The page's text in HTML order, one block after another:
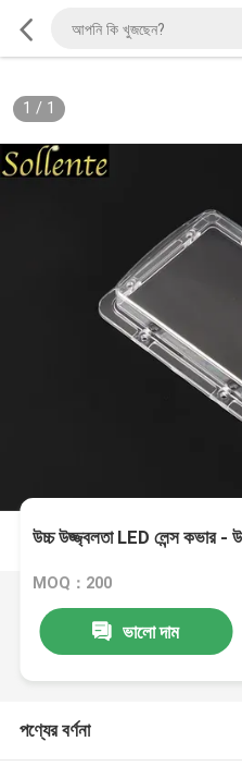
1 / 1
উচ্চ উজ্জ্বলতা LED লেন্স কভার -
MOQ：200
ভালো দাম
পণ্যের বর্ণনা